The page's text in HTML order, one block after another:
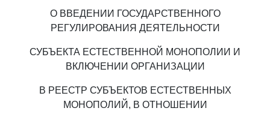
О ВВЕДЕНИИ ГОСУДАРСТВЕННОГО
РЕГУЛИРОВАНИЯ ДЕЯТЕЛЬНОСТИ
СУБЪЕКТА ЕСТЕСТВЕННОЙ МОНОПОЛИИ И
ВКЛЮЧЕНИИ ОРГАНИЗАЦИИ
В РЕЕСТР СУБЪЕКТОВ ЕСТЕСТВЕННЫХ
МОНОПОЛИЙ, В ОТНОШЕНИИ